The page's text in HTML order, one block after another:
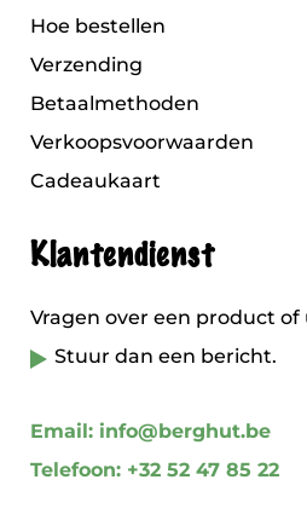
Hoe bestellen
Verzending
Betaalmethoden
Verkoopsvoorwaarden
Cadeaukaart
Klantendienst
Vragen over een product of
Stuur dan een bericht.
Email: info@berghut.be
Telefoon: +32 52 47 85 22